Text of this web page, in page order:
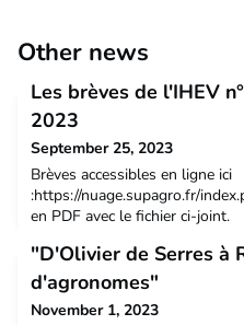
Other news
Les brèves de l'IHEV
2023
September 25, 2023
Brèves accessibles en ligne ici
:https://nuage.supagro.fr/
en PDF avec le fichier ci-joint.
"D'Olivier de Serres à
d'agronomes"
November 1, 2023